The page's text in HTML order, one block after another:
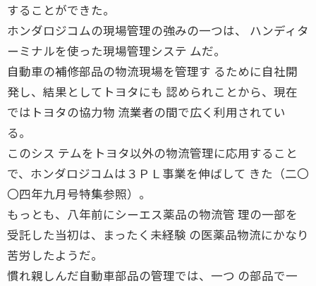
することができた。
ホンダロジコムの現場管理の強みの一つは、 ハンディタ
ーミナルを使った現場管理システ ムだ。
自動車の補修部品の物流現場を管理す るために自社開
発し、結果としてトヨタにも 認められことから、現在
ではトヨタの協力物 流業者の間で広く利用されてい
る。
このシス テムをトヨタ以外の物流管理に応用すること
で、ホンダロジコムは３ＰＬ事業を伸ばして きた（二〇
〇四年九月号特集参照）。
もっとも、八年前にシーエス薬品の物流管 理の一部を
受託した当初は、まったく未経験 の医薬品物流にかなり
苦労したようだ。
慣れ親しんだ自動車部品の管理では、一つ の部品で一